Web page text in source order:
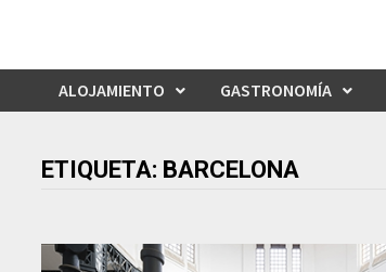
ALOJAMIENTO GASTRONOMÍA
ETIQUETA: BARCELONA